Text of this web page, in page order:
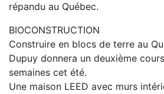
répandu au Québec.
BIOCONSTRUCTION
Construire en blocs de terre au
Dupuy donnera un deuxième
semaines cet été.
Une maison LEED avec murs